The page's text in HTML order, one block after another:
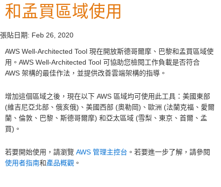
和孟買區域使用
張貼日期: Feb 26, 2020
AWS Well-Architected Tool 現在開放斯德哥爾摩、巴黎和孟買區域使
用。AWS Well-Architected Tool 可協助您檢閱工作負載是否符合
AWS 架構的最佳作法，並提供改善雲端架構的指導。
增加這個區域之後，現在以下 AWS 區域均可使用此工具：美國東部
(維吉尼亞北部、俄亥俄)、美國西部 (奧勒岡)、歐洲 (法蘭克福、愛爾
蘭、倫敦、巴黎、斯德哥爾摩) 和亞太區域 (雪梨、東京、首爾、孟
買)。
若要開始使用，請瀏覽 AWS 管理主控台 。若要進一步了解，請參閱
使用者指南和產品概觀 。